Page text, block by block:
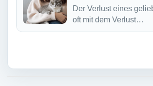
Der Verlust eines
oft mit dem Verlust…